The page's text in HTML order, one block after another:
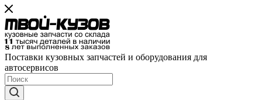
Поставки кузовных запчастей и оборудования для
автосервисов